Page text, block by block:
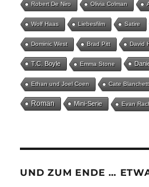
Robert De Niro Olivia Colman
Wolf Haas Liebesfilm Satire
Dominic West Brad Pitt David
T.C. Boyle Emma Stone
Ethan und Joel Coen Cate Blanchett
Roman Mini-Serie Evan
UND ZUM ENDE …